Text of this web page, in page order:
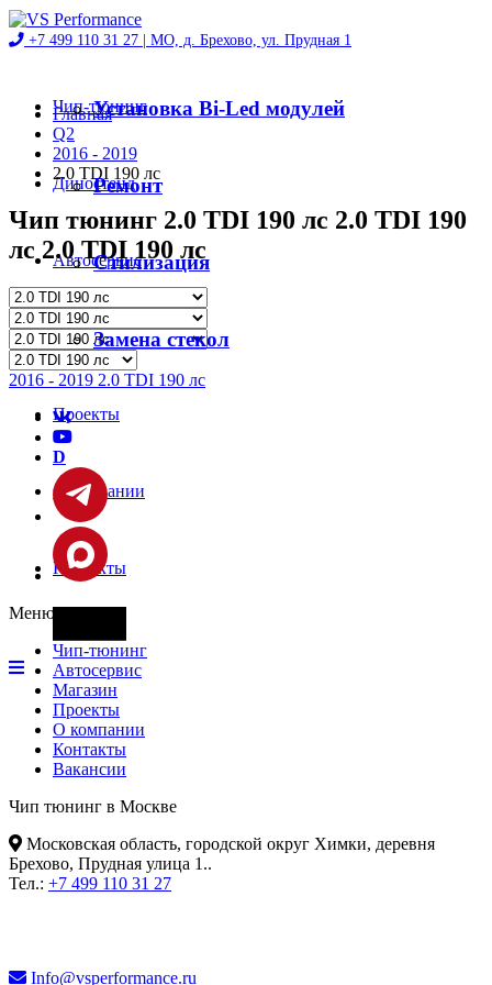
+7 499 110 31 27 | МО, д. Брехово, ул. Прудная 1
Чип-тюнинг
Диностенд
Автосервис
Магазин
Проекты
О компании
Контакты
Установка Bi-Led модулей
Ремонт
Стилизация
Замена стекол
Главная
Q2
2016 - 2019
2.0 TDI 190 лс
Чип тюнинг 2.0 TDI 190 лс 2.0 TDI 190
лс 2.0 TDI 190 лс
2016 - 2019 2.0 TDI 190 лс
D
Меню
Чип-тюнинг
Автосервис
Магазин
Проекты
О компании
Контакты
Вакансии
Чип тюнинг в Москве
Московская область, городской округ Химки, деревня
Брехово, Прудная улица 1..
Тел.: +7 499 110 31 27
Info@vsperformance.ru